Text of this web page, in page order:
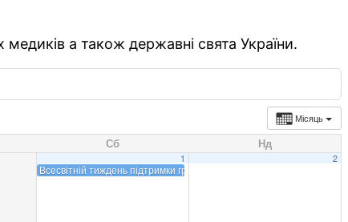
медиків а також державні свята України.
Місяць
Сб Нд
1
Всесвітній тиждень підтримки грудного вигодовування
2